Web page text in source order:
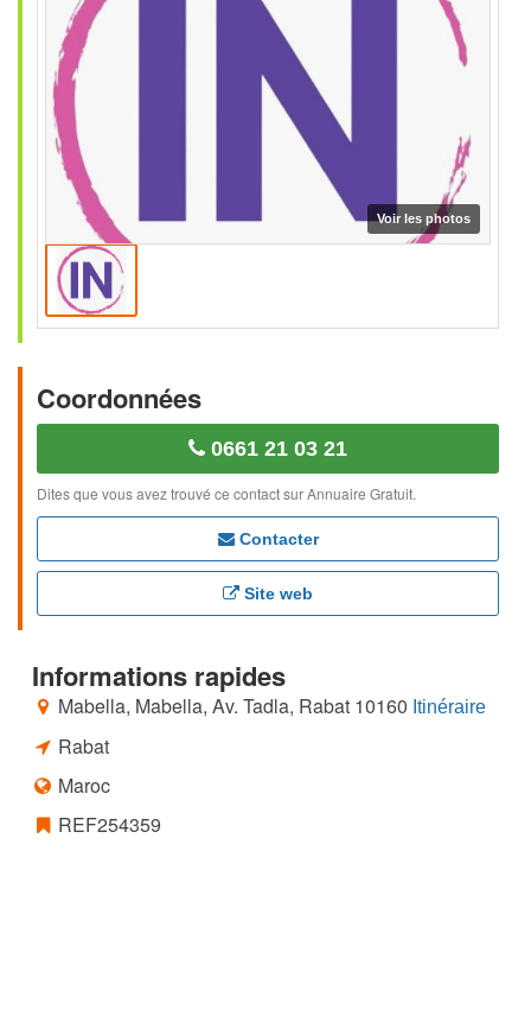
Coordonnées
0661 21 03 21
Dites que vous avez trouvé ce contact sur Annuaire Gratuit.
Contacter
Site web
Informations rapides
Mabella, Mabella, Av. Tadla, Rabat 10160 Itinéraire
Rabat
Maroc
REF254359